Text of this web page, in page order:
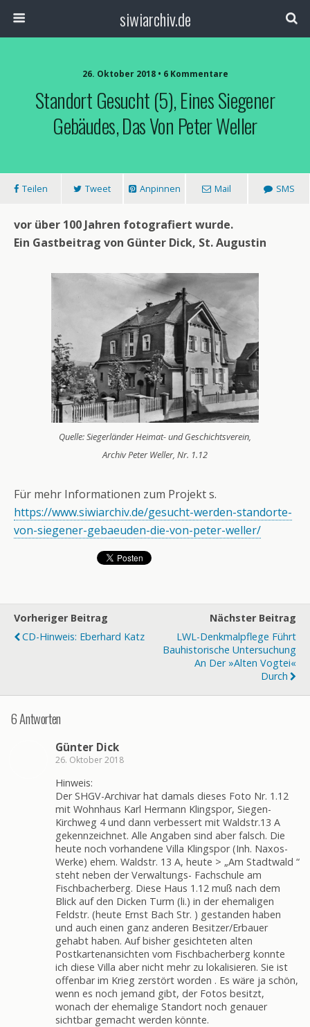
siwiarchiv.de
26. Oktober 2018 • 6 Kommentare
Standort Gesucht (5), Eines Siegener
Gebäudes, Das Von Peter Weller
Teilen Tweet Anpinnen Mail SMS
vor über 100 Jahren fotografiert wurde.
Ein Gastbeitrag von Günter Dick, St. Augustin
Quelle: Siegerländer Heimat- und Geschichtsverein,
Archiv Peter Weller, Nr. 1.12
Für mehr Informationen zum Projekt s.
https://www.siwiarchiv.de/gesucht-werden-standorte-
von-siegener-gebaeuden-die-von-peter-weller/
Vorheriger Beitrag
CD-Hinweis: Eberhard Katz
Nächster Beitrag
LWL-Denkmalpflege Führt
Bauhistorische Untersuchung
An Der »Alten Vogtei«
Durch
6 Antworten
Günter Dick
26. Oktober 2018
Hinweis:
Der SHGV-Archivar hat damals dieses Foto Nr. 1.12
mit Wohnhaus Karl Hermann Klingspor, Siegen-
Kirchweg 4 und dann verbessert mit Waldstr.13 A
gekennzeichnet. Alle Angaben sind aber falsch. Die
heute noch vorhandene Villa Klingspor (Inh. Naxos-
Werke) ehem. Waldstr. 13 A, heute > „Am Stadtwald “
steht neben der Verwaltungs- Fachschule am
Fischbacherberg. Diese Haus 1.12 muß nach dem
Blick auf den Dicken Turm (li.) in der ehemaligen
Feldstr. (heute Ernst Bach Str. ) gestanden haben
und auch einen ganz anderen Besitzer/Erbauer
gehabt haben. Auf bisher gesichteten alten
Postkartenansichten vom Fischbacherberg konnte
ich diese Villa aber nicht mehr zu lokalisieren. Sie ist
offenbar im Krieg zerstört worden . Es wäre ja schön,
wenn es noch jemand gibt, der Fotos besitzt,
wonach der ehemalige Standort noch genauer
sichtbar gemacht werden könnte.